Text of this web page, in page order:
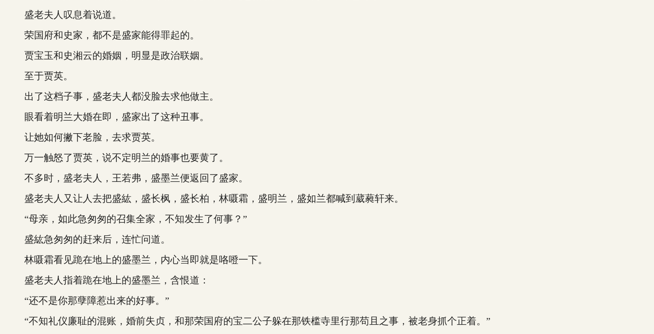
盛老夫人叹息着说道。
荣国府和史家，都不是盛家能得罪起的。
贾宝玉和史湘云的婚姻，明显是政治联姻。
至于贾英。
出了这档子事，盛老夫人都没脸去求他做主。
眼看着明兰大婚在即，盛家出了这种丑事。
让她如何撇下老脸，去求贾英。
万一触怒了贾英，说不定明兰的婚事也要黄了。
不多时，盛老夫人，王若弗，盛墨兰便返回了盛家。
盛老夫人又让人去把盛紘，盛长枫，盛长柏，林嗫霜，盛明兰，盛如兰都喊到葳蕤轩来。
“母亲，如此急匆匆的召集全家，不知发生了何事？”
盛紘急匆匆的赶来后，连忙问道。
林嗫霜看见跪在地上的盛墨兰，内心当即就是咯噔一下。
盛老夫人指着跪在地上的盛墨兰，含恨道：
“还不是你那孽障惹出来的好事。”
“不知礼仪廉耻的混账，婚前失贞，和那荣国府的宝二公子躲在那铁槛寺里行那苟且之事，被老身抓个正着。”